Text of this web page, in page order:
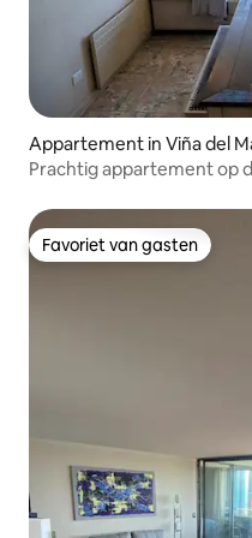
Appartement in Viña del
Prachtig appartement op
Favoriet van gasten
Favoriet van gasten